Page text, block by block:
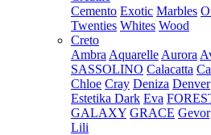
Cemento Exotic Marbles
Twenties Whites Wood
Creto
Ambra Aquarelle Aurora
SASSOLINO Calacatta
Chloe Cray Deniza Denver
Estetika Dark Eva
GALAXY GRACE
Lili